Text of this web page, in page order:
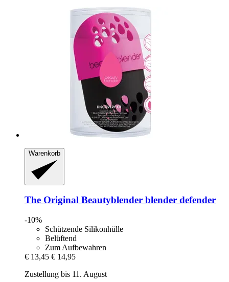
Warenkorb
The Original Beautyblender blender defender
-10%
Schützende Silikonhülle
Belüftend
Zum Aufbewahren
€ 13,45 € 14,95
Zustellung bis 11. August